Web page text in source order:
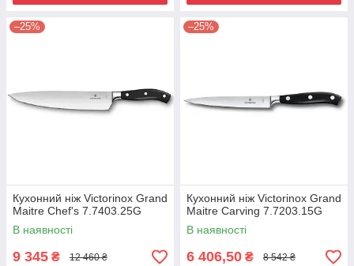
–25%
Кухонний ніж Victorinox Grand
Maitre Chef's 7.7403.25G
В наявності
9 345 ₴ 12 460 ₴
–25%
Кухонний ніж Victorinox Grand
Maitre Carving 7.7203.15G
В наявності
6 406,50 ₴ 8 542 ₴